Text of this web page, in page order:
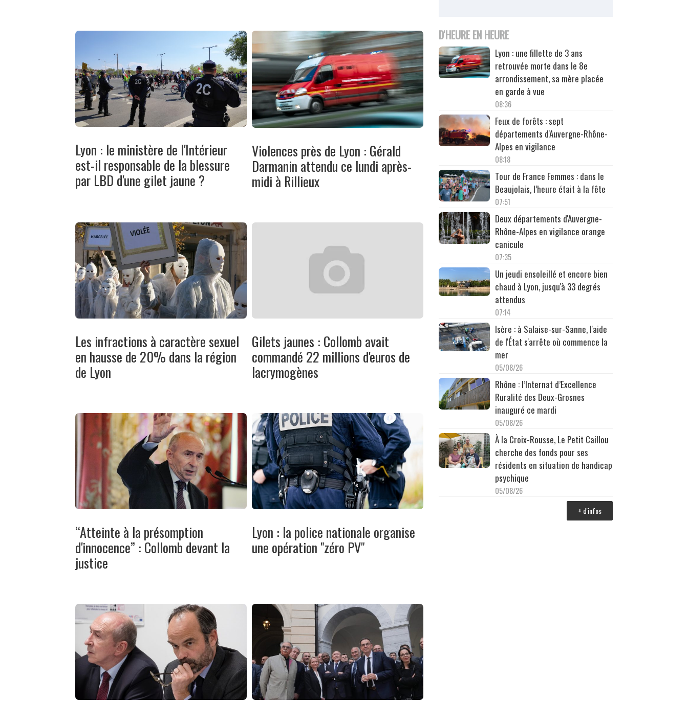
Lyon : le ministère de l'Intérieur
est-il responsable de la blessure
par LBD d'une gilet jaune ?
Violences près de Lyon : Gérald
Darmanin attendu ce lundi après-
midi à Rillieux
Les infractions à caractère sexuel
en hausse de 20% dans la région
de Lyon
Gilets jaunes : Collomb avait
commandé 22 millions d'euros de
lacrymogènes
“Atteinte à la présomption
d'innocence” : Collomb devant la
justice
Lyon : la police nationale organise
une opération "zéro PV"
D'HEURE EN HEURE
Lyon : une fillette de 3 ans
retrouvée morte dans le 8e
arrondissement, sa mère placée
en garde à vue
08:36
Feux de forêts : sept
départements d'Auvergne-Rhône-
Alpes en vigilance
08:18
Tour de France Femmes : dans le
Beaujolais, l’heure était à la fête
07:51
Deux départements d'Auvergne-
Rhône-Alpes en vigilance orange
canicule
07:35
Un jeudi ensoleillé et encore bien
chaud à Lyon, jusqu'à 33 degrés
attendus
07:14
Isère : à Salaise-sur-Sanne, l'aide
de l'État s'arrête où commence la
mer
05/08/26
Rhône : l’Internat d’Excellence
Ruralité des Deux-Grosnes
inauguré ce mardi
05/08/26
À la Croix-Rousse, Le Petit Caillou
cherche des fonds pour ses
résidents en situation de handicap
psychique
05/08/26
+ d'infos